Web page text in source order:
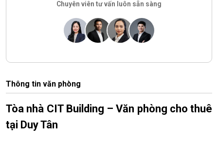
Chuyên viên tư vấn luôn sẵn sàng
Thông tin văn phòng
Tòa nhà CIT Building – Văn phòng cho thuê
tại Duy Tân